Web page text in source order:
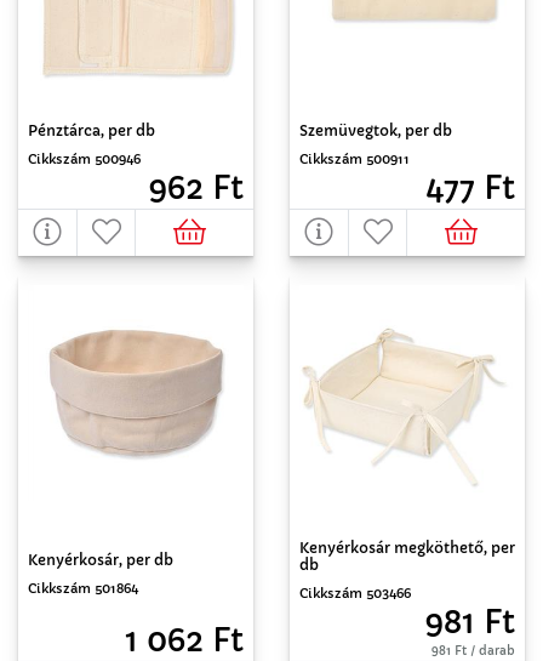
Pénztárca, per db
Cikkszám 500946
962 Ft
Szemüvegtok, per db
Cikkszám 500911
477 Ft
Kenyérkosár, per db
Cikkszám 501864
1 062 Ft
Kenyérkosár megköthető, per
db
Cikkszám 503466
981 Ft
981 Ft / darab